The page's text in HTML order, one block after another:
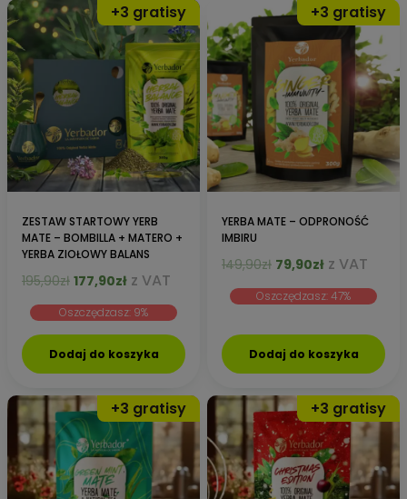
ZESTAW STARTOWY YERB
MATE – BOMBILLA + MATERO +
YERBA ZIOŁOWY BALANS
195,90zł Pierwotna
wynosiła:
195,90zł.
177,90złAktualna
wynosi:
177,90zł.
z VAT
Oszczędzasz: 9%
Dodaj do koszyka
YERBA MATE – ODPRONOŚĆ
IMBIRU
149,90zł Pierwotna
wynosiła:
79,90złAktualna
wynosi:
z VAT
Oszczędzasz: 47%
Dodaj do koszyka